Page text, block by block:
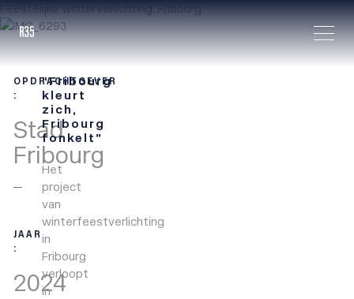
Ouvrir
Feestelijke winterverlichting, Fribourg
OPDRACHTGEVER
:
Stad
Fribourg
JAAR
:
2024
“Fribourg
kleurt
zich,
Fribourg
fonkelt”
Het
project
van
winterfeestverlichting
in
Fribourg
verloopt
in